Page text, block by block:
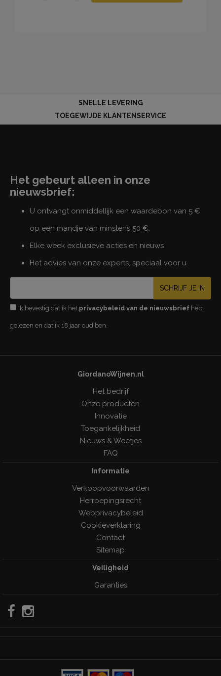
SNELLE LEVERING
TOEGEWIJDE KLANTENSERVICE
Het gebeurt alleen in onze
nieuwsbrief:
U ontvangt onmiddellijk een waardebon van 5 €
op een mandje van minstens 50 €.
Elke week exclusieve acties en nieuws
Het advies van onze experts, speciaal voor u
SCHRIJF JE IN
Ik bevestig dat ik het privacybeleid van de nieuwsbrief heb
gelezen en dat ik 18 jaar oud ben.
GiordanoWijnen.nl
Het bedrijf
Onze producten
Innovatie
Toegankelijkheid
Nieuws & Weetjes
FAQ
Informatie
Verkoopvoorwaarden
Herroepingsrecht
Webprivacybeleid
Cookieverklaring
Contact
Sitemap
Veiligheid
Garanties